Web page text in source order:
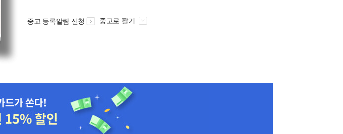
중고 등록알림 신청 중고로 팔기